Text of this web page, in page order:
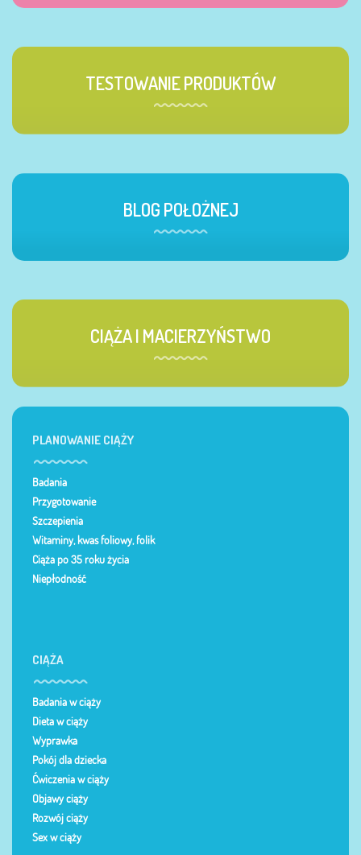
TESTOWANIE PRODUKTÓW
BLOG POŁOŻNEJ
CIĄŻA I MACIERZYŃSTWO
PLANOWANIE CIĄŻY
Badania
Przygotowanie
Szczepienia
Witaminy, kwas foliowy, folik
Ciąża po 35 roku życia
Niepłodność
CIĄŻA
Badania w ciąży
Dieta w ciąży
Wyprawka
Pokój dla dziecka
Ćwiczenia w ciąży
Objawy ciąży
Rozwój ciąży
Sex w ciąży